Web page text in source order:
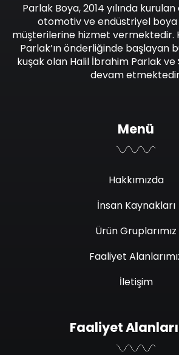
Parlak Boya, 2014 yılında
otomotiv ve endüstriyel
müşterilerine hizmet vermektedir.
Parlak’ın önderliğinde başlayan
kuşak olan Halil İbrahim Parlak ve
devam
Menü
Hakkımızda
İnsan Kaynakları
Ürün Gruplarımız
Faaliyet
İletişim
Faaliyet